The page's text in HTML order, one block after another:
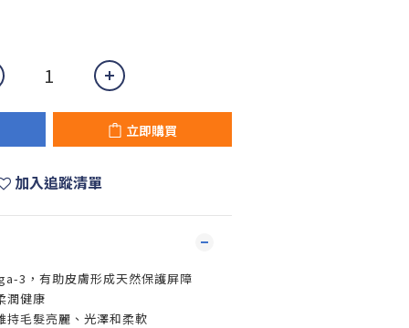
立即購買
加入追蹤清單
3，有助皮膚形成天然保護屏障
潤健康
持毛髮亮麗、光澤和柔軟